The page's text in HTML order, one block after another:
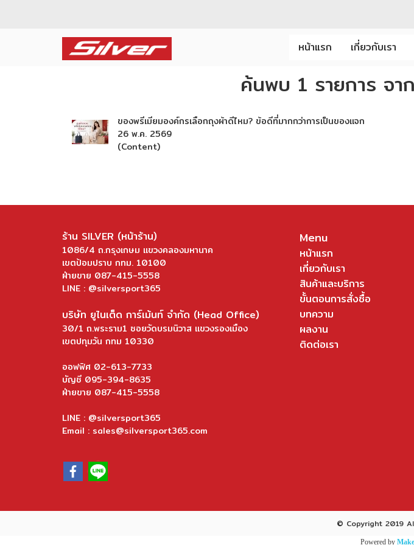
หน้าแรก เกี่ยวกับเรา
ค้นพบ 1 รายการ จา
ของพรีเมียมองค์กรเลือกถุงผ้าดีไหม? ข้อดีที่มากกว่าการเป็นของแจก
26 พ.ค. 2569
(Content)
ร้าน SILVER (หน้าร้าน)
1086/4 ถ.กรุงเกษม แขวงคลองมหานาค
เขตป้อมปราบ กทม. 10100
ฝ่ายขาย 087-415-5558
LINE : @silversport365
บริษัท ยูไนเต็ด การ์เม้นท์ จำกัด (Head Office)
30/1 ถ.พระราม1 ซอยวัดบรมนิวาส แขวงรองเมือง
เขตปทุมวัน กทม 10330
ออฟฟิศ 02-613-7733
บัญชี 095-394-8635
ฝ่ายขาย 087-415-5558
LINE : @silversport365
Email : sales@silversport365.com
Menu
หน้าแรก
เกี่ยวกับเรา
สินค้าและบริการ
ขั้นตอนการสั่งซื้อ
บทความ
ผลงาน
ติดต่อเรา
© Copyright 2019
Powered by